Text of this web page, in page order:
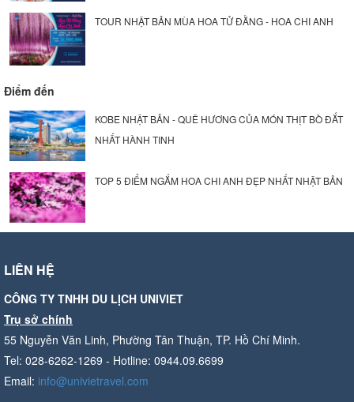
TOUR NHẬT BẢN MÙA HOA TỬ ĐẰNG - HOA CHI ANH
Điểm đến
KOBE NHẬT BẢN - QUÊ HƯƠNG CỦA MÓN THỊT BÒ ĐẮT
NHẤT HÀNH TINH
TOP 5 ĐIỂM NGẮM HOA CHI ANH ĐẸP NHẤT NHẬT BẢN
LIÊN HỆ
CÔNG TY TNHH DU LỊCH UNIVIET
Trụ sở chính
55 Nguyễn Văn Linh, Phường Tân Thuận, TP. Hồ Chí Minh.
Tel: 028-6262-1269 - Hotline: 0944.09.6699
Email: info@univietravel.com